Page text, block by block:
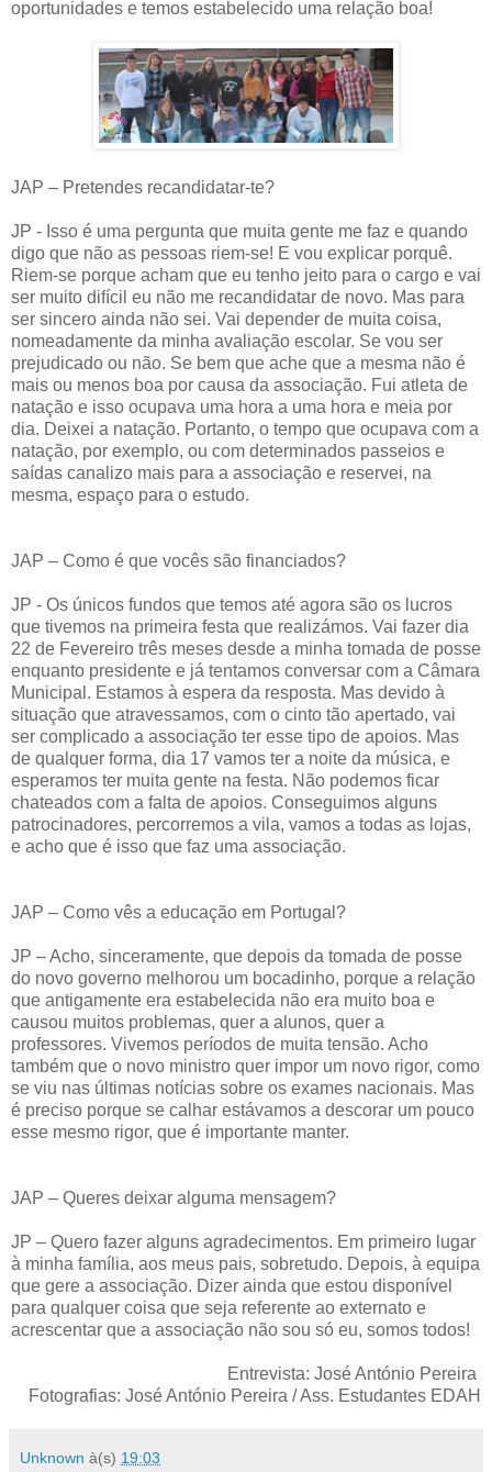
oportunidades e temos estabelecido uma relação boa!
JAP – Pretendes recandidatar-te?
JP - Isso é uma pergunta que muita gente me faz e quando
digo que não as pessoas riem-se! E vou explicar porquê.
Riem-se porque acham que eu tenho jeito para o cargo e vai
ser muito difícil eu não me recandidatar de novo. Mas para
ser sincero ainda não sei. Vai depender de muita coisa,
nomeadamente da minha avaliação escolar. Se vou ser
prejudicado ou não. Se bem que ache que a mesma não é
mais ou menos boa por causa da associação. Fui atleta de
natação e isso ocupava uma hora a uma hora e meia por
dia. Deixei a natação. Portanto, o tempo que ocupava com a
natação, por exemplo, ou com determinados passeios e
saídas canalizo mais para a associação e reservei, na
mesma, espaço para o estudo.
JAP – Como é que vocês são financiados?
JP - Os únicos fundos que temos até agora são os lucros
que tivemos na primeira festa que realizámos. Vai fazer dia
22 de Fevereiro três meses desde a minha tomada de posse
enquanto presidente e já tentamos conversar com a Câmara
Municipal. Estamos à espera da resposta. Mas devido à
situação que atravessamos, com o cinto tão apertado, vai
ser complicado a associação ter esse tipo de apoios. Mas
de qualquer forma, dia 17 vamos ter a noite da música, e
esperamos ter muita gente na festa. Não podemos ficar
chateados com a falta de apoios. Conseguimos alguns
patrocinadores, percorremos a vila, vamos a todas as lojas,
e acho que é isso que faz uma associação.
JAP – Como vês a educação em Portugal?
JP – Acho, sinceramente, que depois da tomada de posse
do novo governo melhorou um bocadinho, porque a relação
que antigamente era estabelecida não era muito boa e
causou muitos problemas, quer a alunos, quer a
professores. Vivemos períodos de muita tensão. Acho
também que o novo ministro quer impor um novo rigor, como
se viu nas últimas notícias sobre os exames nacionais. Mas
é preciso porque se calhar estávamos a descorar um pouco
esse mesmo rigor, que é importante manter.
JAP – Queres deixar alguma mensagem?
JP – Quero fazer alguns agradecimentos. Em primeiro lugar
à minha família, aos meus pais, sobretudo. Depois, à equipa
que gere a associação. Dizer ainda que estou disponível
para qualquer coisa que seja referente ao externato e
acrescentar que a associação não sou só eu, somos todos!
Entrevista: José António Pereira
Fotografias: José António Pereira / Ass. Estudantes EDAH
Unknown à(s) 19:03